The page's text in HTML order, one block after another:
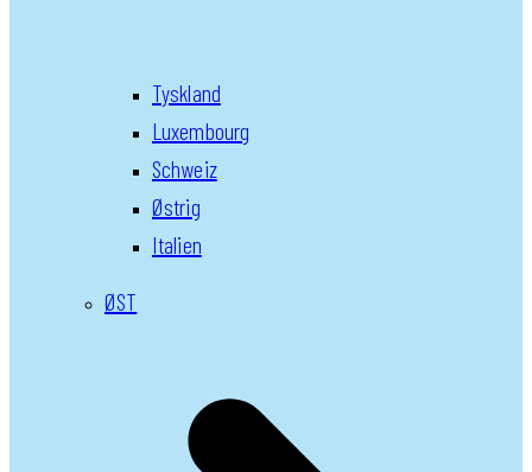
Tyskland
Luxembourg
Schweiz
Østrig
Italien
ØST